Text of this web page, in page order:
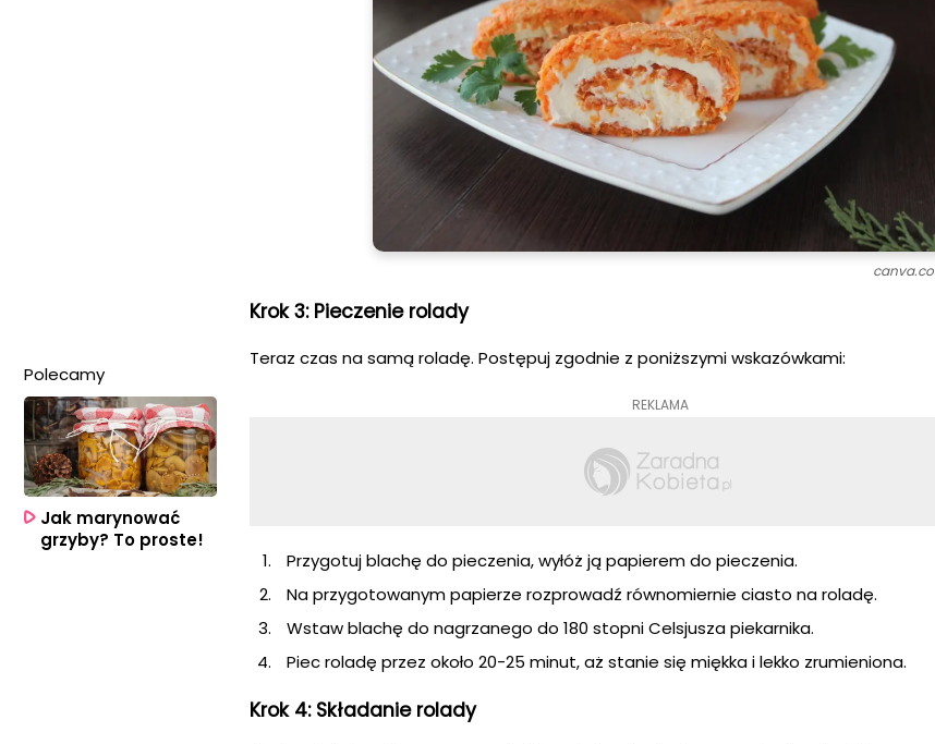
Krok 3: Pieczenie rolady
Teraz czas na samą roladę. Postępuj zgodnie z poniższymi wskazówkami:
REKLAMA
Przygotuj blachę do pieczenia, wyłóż ją papierem do pieczenia.
Na przygotowanym papierze rozprowadź równomiernie ciasto na roladę.
Wstaw blachę do nagrzanego do 180 stopni Celsjusza piekarnika.
Piec roladę przez około 20-25 minut, aż stanie się miękka i lekko zrumieniona.
Krok 4: Składanie rolady
Polecamy
Jak marynować
grzyby? To proste!